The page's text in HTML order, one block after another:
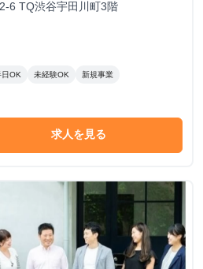
6 TQ渋谷宇田川町3階
日OK 未経験OK 新規事業
求人を見る